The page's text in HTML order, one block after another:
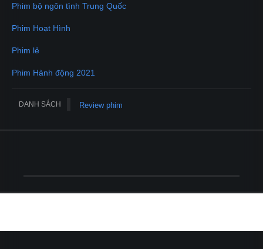
Phim bộ ngôn tình Trung Quốc
Phim Hoạt Hình
Phim lẻ
Phim Hành động 2021
DANH SÁCH Review phim